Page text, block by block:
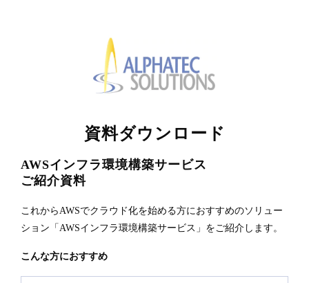
資料ダウンロード
AWSインフラ環境構築サービス
ご紹介資料
これからAWSでクラウド化を始める方におすすめのソリュー
ション「AWSインフラ環境構築サービス」をご紹介します。
こんな方におすすめ